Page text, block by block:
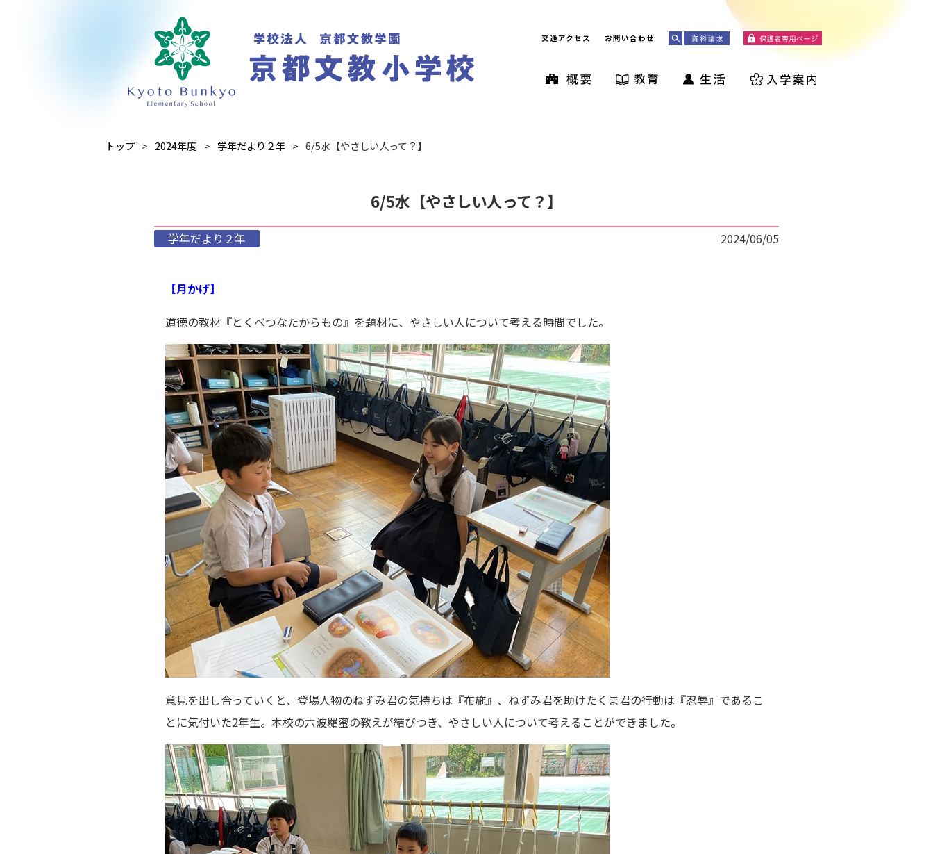
交通アクセス お問い合わせ
トップ 2024年度 学年だより２年 6/5水【やさしい人って？】
6/5水【やさしい人って？】
学年だより２年 2024/06/05
【月かげ】
道徳の教材『とくべつなたからもの』を題材に、やさしい人について考える時間でした。
意見を出し合っていくと、登場人物のねずみ君の気持ちは『布施』、ねずみ君を助けたくま君の行動は『忍辱』であるこ
とに気付いた2年生。本校の六波羅蜜の教えが結びつき、やさしい人について考えることができました。